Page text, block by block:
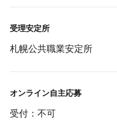
受理安定所
札幌公共職業安定所
オンライン自主応募
受付：不可